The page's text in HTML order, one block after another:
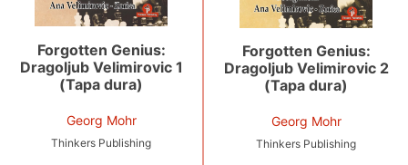
Forgotten Genius:
Dragoljub Velimirovic 1
(Tapa dura)
Georg Mohr
Thinkers Publishing
Forgotten Genius:
Dragoljub Velimirovic 2
(Tapa dura)
Georg Mohr
Thinkers Publishing